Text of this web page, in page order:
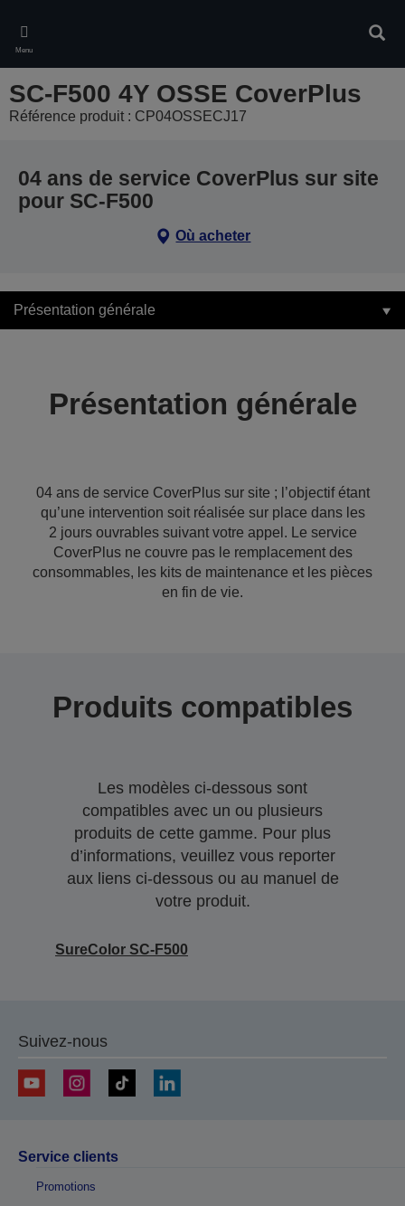
main
content
Menu
SC-F500 4Y OSSE CoverPlus
Référence produit : CP04OSSECJ17
04 ans de service CoverPlus sur site
pour SC-F500
Où acheter
Présentation générale
Présentation générale
04 ans de service CoverPlus sur site ; l’objectif étant
qu’une intervention soit réalisée sur place dans les
2 jours ouvrables suivant votre appel. Le service
CoverPlus ne couvre pas le remplacement des
consommables, les kits de maintenance et les pièces
en fin de vie.
Produits compatibles
Les modèles ci-dessous sont
compatibles avec un ou plusieurs
produits de cette gamme. Pour plus
d’informations, veuillez vous reporter
aux liens ci-dessous ou au manuel de
votre produit.
SureColor SC-F500
Suivez-nous
Service clients
Promotions